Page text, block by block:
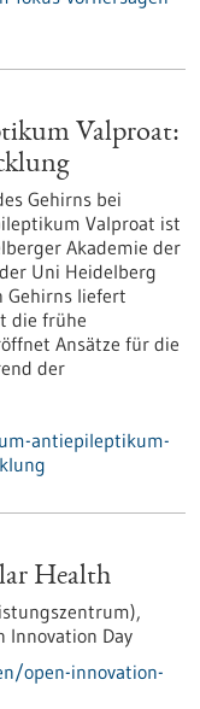
Valproat:
Gehirns bei
Valproat ist
Akademie der
Uni Heidelberg
Gehirns liefert
die frühe
Ansätze für die
der
antiepileptikum-
Health
Innovation Day
open-innovation-